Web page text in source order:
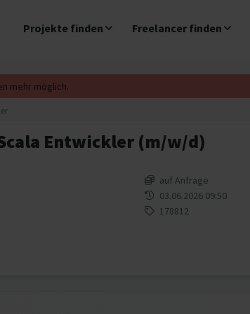
Projekte finden Freelancer finden
mehr möglich.
Entwickler (m/w/d)
auf Anfrage
03.06.2026 09:50
178812